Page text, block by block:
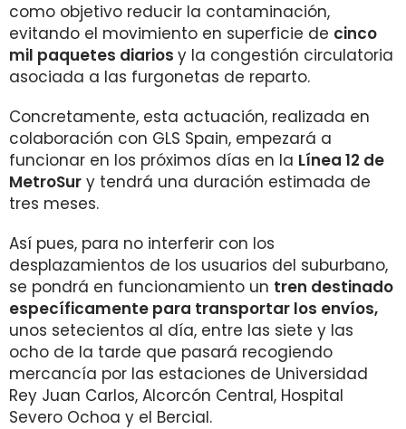
como objetivo reducir la contaminación,
evitando el movimiento en superficie de cinco
mil paquetes diarios y la congestión circulatoria
asociada a las furgonetas de reparto.
Concretamente, esta actuación, realizada en
colaboración con GLS Spain, empezará a
funcionar en los próximos días en la Línea 12 de
MetroSur y tendrá una duración estimada de
tres meses.
Así pues, para no interferir con los
desplazamientos de los usuarios del suburbano,
se pondrá en funcionamiento un tren destinado
específicamente para transportar los envíos,
unos setecientos al día, entre las siete y las
ocho de la tarde que pasará recogiendo
mercancía por las estaciones de Universidad
Rey Juan Carlos, Alcorcón Central, Hospital
Severo Ochoa y el Bercial.